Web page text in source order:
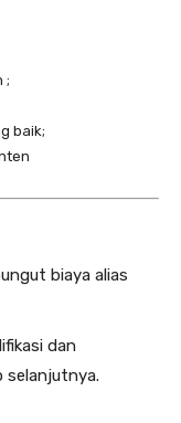
;
baik;
biaya alias
dan
selanjutnya.